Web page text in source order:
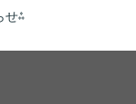
せ⁂